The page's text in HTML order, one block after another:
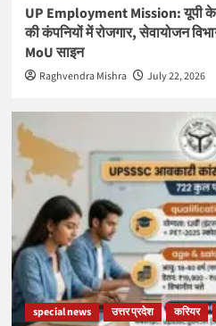
UP Employment Mission: यूपी के
की कंपनियों में रोजगार, सेवायोजन
MoU साइन
Raghvendra Mishra July 22, 2026
special news उत्तर प्रदेश करियर